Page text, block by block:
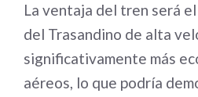
La ventaja del tren será
del Trasandino de alta
significativamente más
aéreos, lo que podría